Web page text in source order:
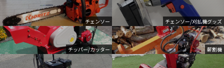
チェンソー チェンソー/刈払機グッズ
チッパー/カッター 薪割機